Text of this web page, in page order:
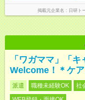
掲載元企業名 日研ト
「ワガママ」「
Welcome！＊ケ
派遣 職種未経験OK 社